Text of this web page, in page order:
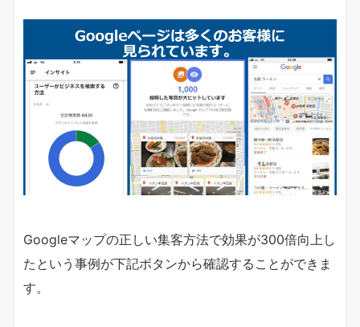
Googleマップの正しい集客方法で効果が300倍向上し
たという事例が下記ボタンから確認することができま
す。